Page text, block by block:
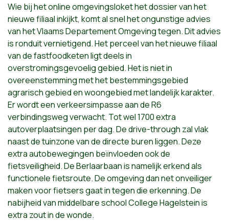
Wie bij het online omgevingsloket het dossier van het
nieuwe filiaal inkijkt, komt al snel het ongunstige advies
van het Vlaams Departement Omgeving tegen. Dit advies
is ronduit vernietigend. Het perceel van het nieuwe filiaal
van de fastfoodketen ligt deels in
overstromingsgevoelig gebied. Het is niet in
overeenstemming met het bestemmingsgebied
agrarisch gebied en woongebied met landelijk karakter.
Er wordt een verkeersimpasse aan de R6
verbindingsweg verwacht. Tot wel 1700 extra
autoverplaatsingen per dag. De drive-through zal vlak
naast de tuinzone van de directe buren liggen. Deze
extra autobewegingen beïnvloeden ook de
fietsveiligheid. De Berlaarbaan is namelijk erkend als
functionele fietsroute. De omgeving dan net onveiliger
maken voor fietsers gaat in tegen die erkenning. De
nabijheid van middelbare school College Hagelstein is
extra zout in de wonde.